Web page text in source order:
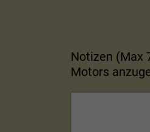
Notizen (Max
Motors